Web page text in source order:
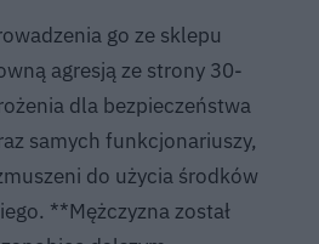
go ze sklepu
agresją ze strony 30-
dla bezpieczeństwa
samych funkcjonariuszy,
do użycia środków
**Mężczyzna został